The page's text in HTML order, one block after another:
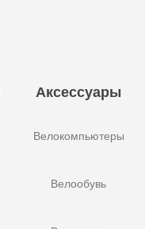
Аксессуары
Велокомпьютеры
Велообувь